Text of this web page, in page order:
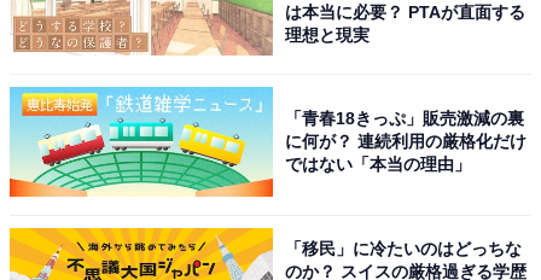
は本当に必要？ PTAが直面する
理想と現実
「青春18きっぷ」販売激減の裏
に何が？ 連続利用の厳格化だけ
ではない「本当の理由」
「移民」に冷たいのはどっちな
のか？ スイスの厳格過ぎる学歴